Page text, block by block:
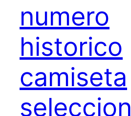
numero
historico
camiseta
seleccion